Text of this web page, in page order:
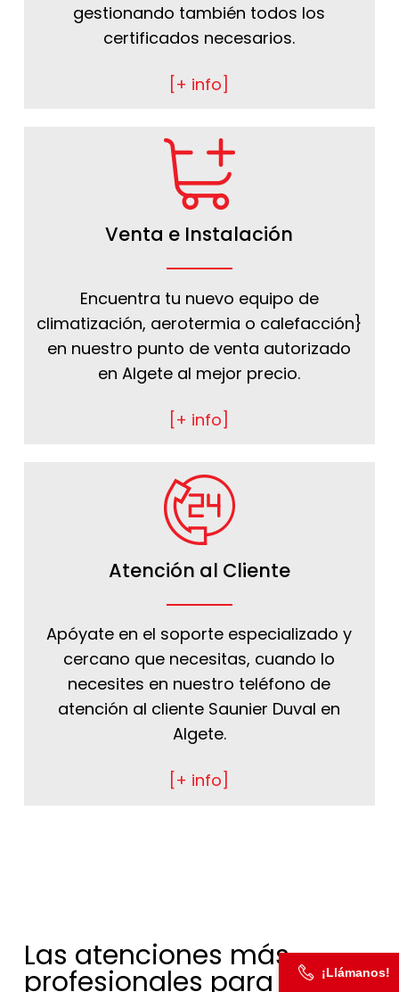
gestionando también todos los
certificados necesarios.
[+ info]
Venta e Instalación
Encuentra tu nuevo equipo de
climatización, aerotermia o calefacción}
en nuestro punto de venta autorizado
en Algete al mejor precio.
[+ info]
Atención al Cliente
Apóyate en el soporte especializado y
cercano que necesitas, cuando lo
necesites en nuestro teléfono de
atención al cliente Saunier Duval en
Algete.
[+ info]
Las atenciones más
profesionales para ¡Llámanos!